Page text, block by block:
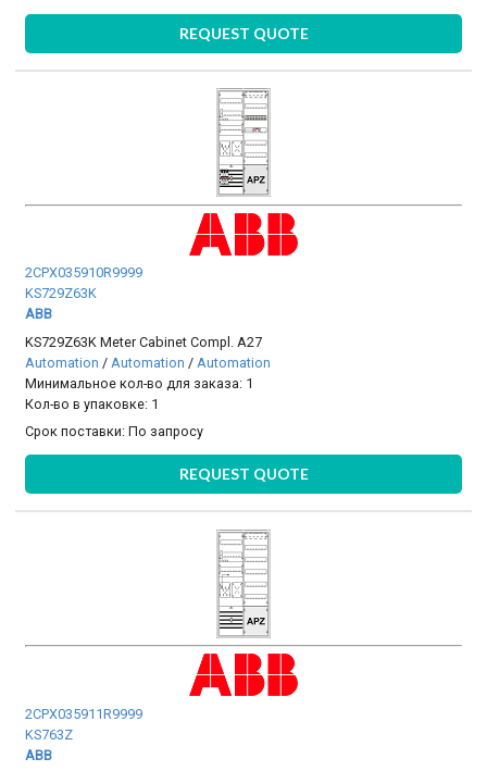
REQUEST QUOTE
2CPX035910R9999
KS729Z63K
ABB
KS729Z63K Meter Cabinet Compl. A27
Automation / Automation / Automation
Минимальное кол-во для заказа: 1
Кол-во в упаковке: 1
Срок поставки:По запросу
REQUEST QUOTE
2CPX035911R9999
KS763Z
ABB